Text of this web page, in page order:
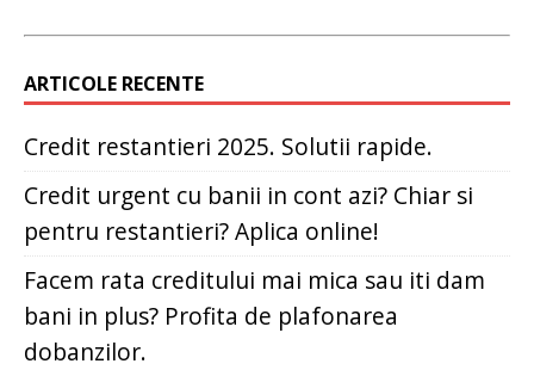
ARTICOLE RECENTE
Credit restantieri 2025. Solutii rapide.
Credit urgent cu banii in cont azi? Chiar si
pentru restantieri? Aplica online!
Facem rata creditului mai mica sau iti dam
bani in plus? Profita de plafonarea
dobanzilor.